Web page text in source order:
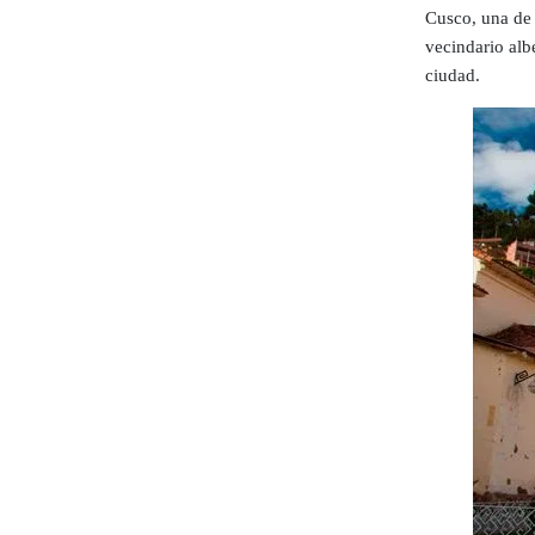
Cusco, una
vecindario
ciudad.